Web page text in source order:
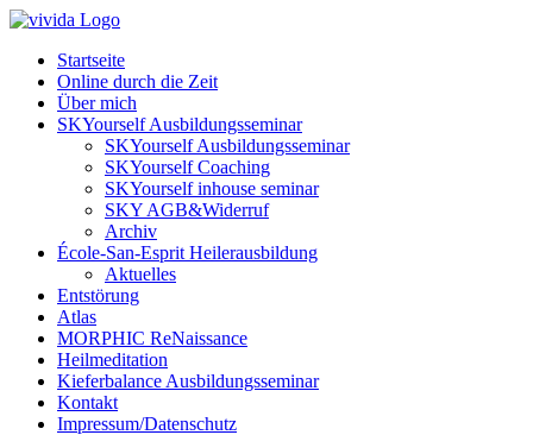
Zum
springenStartseite
Online durch die Zeit
Über mich
SKYourself Ausbildungsseminar
SKYourself Ausbildungsseminar
SKYourself Coaching
SKYourself inhouse seminar
SKY AGB&Widerruf
Archiv
École-San-Esprit Heilerausbildung
Aktuelles
Entstörung
Atlas
MORPHIC ReNaissance
Heilmeditation
Kieferbalance Ausbildungsseminar
Kontakt
Impressum/Datenschutz